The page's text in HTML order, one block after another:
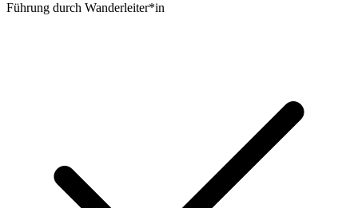
Führung durch Wanderleiter*in